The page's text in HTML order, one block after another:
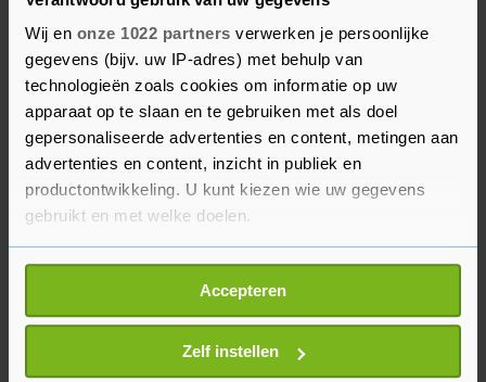
Wij en onze 1022 partners verwerken je persoonlijke
gegevens (bijv. uw IP-adres) met behulp van
technologieën zoals cookies om informatie op uw
apparaat op te slaan en te gebruiken met als doel
gepersonaliseerde advertenties en content, metingen aan
advertenties en content, inzicht in publiek en
productontwikkeling. U kunt kiezen wie uw gegevens
gebruikt en met welke doelen.
Als u het toestaat, willen we ook graag:
Informatie verzamelen over uw geografische
locatie, die tot een paar meter nauwkeurig kan zijn
Uw apparaat identificeren door het actief te
scannen op specifieke eigenschappen (fingerprinting)
Accepteren
Zelf instellen
wateroverlast de gemeente of het probleem zelf
op te lossen.
Ook in Gelderland en Noord-Brabant kan het
later vanmiddag en in de avond flink gaan
regenen. Het KNMI geeft vanaf 16.00 uur code
geel af voor deze gebieden.